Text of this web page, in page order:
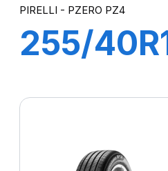
PIRELLI - PZERO PZ4
255/
ZERO PZ4